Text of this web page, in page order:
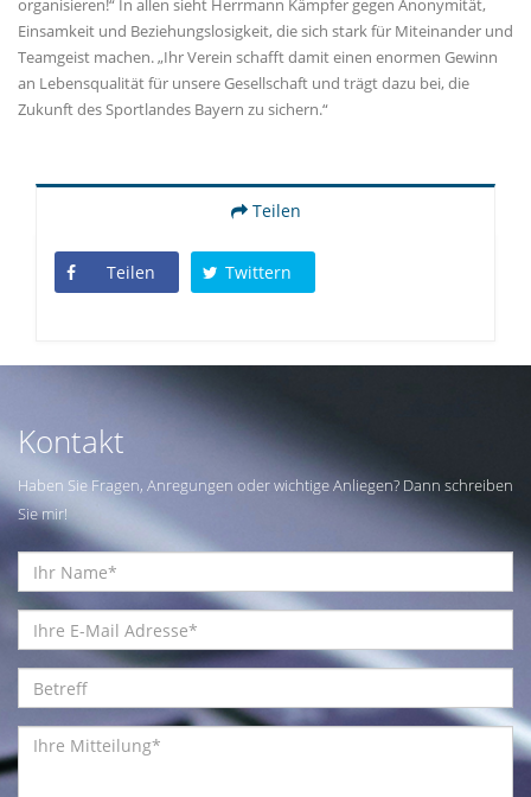
organisieren!“ In allen sieht Herrmann Kämpfer gegen Anonymität,
Einsamkeit und Beziehungslosigkeit, die sich stark für Miteinander und
Teamgeist machen. „Ihr Verein schafft damit einen enormen Gewinn
an Lebensqualität für unsere Gesellschaft und trägt dazu bei, die
Zukunft des Sportlandes Bayern zu sichern.“
Teilen
Teilen Twittern
Kontakt
Haben Sie Fragen, Anregungen oder wichtige Anliegen? Dann schreiben
Sie mir!